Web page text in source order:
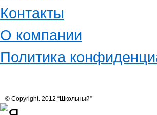
Контакты
О компании
Политика
© Copyright. 2012 “Школьный”